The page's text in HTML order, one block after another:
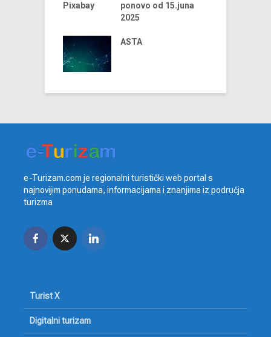
ponovo od 15.juna
2025
ASTA
e-Turizam.com je regionalni turistički web portal s
najnovijim ponudama, informacijama i znanjima iz područja
turizma
Turist X
Digitalni turizam